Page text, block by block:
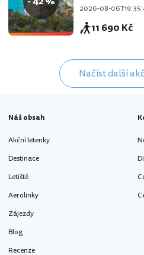
2026-08-
11 690 Kč
Načíst další
Náš obsah
Akční letenky
Destinace
Letiště
Aerolinky
Zájezdy
Blog
Recenze